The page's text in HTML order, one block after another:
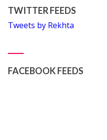
TWITTER FEEDS
Tweets by Rekhta
FACEBOOK FEEDS